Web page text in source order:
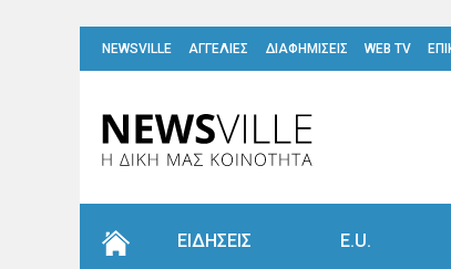
NEWSVILLE ΑΓΓΕΛΙΕΣ ΔΙΑΦΗΜΙΣΕΙΣ WEB TV
ΕΙΔΗΣΕΙΣ E.U.